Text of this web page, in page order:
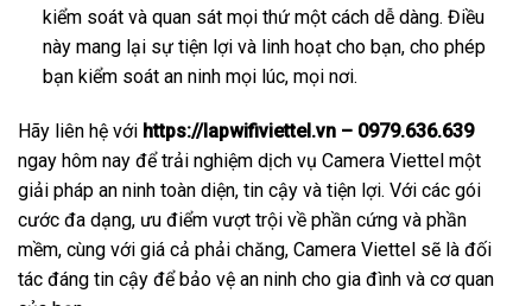
kiểm soát và quan sát mọi thứ một cách dễ dàng. Điều
này mang lại sự tiện lợi và linh hoạt cho bạn, cho phép
bạn kiểm soát an ninh mọi lúc, mọi nơi.
Hãy liên hệ với https://lapwifiviettel.vn – 0979.636.639
ngay hôm nay để trải nghiệm dịch vụ Camera Viettel một
giải pháp an ninh toàn diện, tin cậy và tiện lợi. Với các gói
cước đa dạng, ưu điểm vượt trội về phần cứng và phần
mềm, cùng với giá cả phải chăng, Camera Viettel sẽ là đối
tác đáng tin cậy để bảo vệ an ninh cho gia đình và cơ quan